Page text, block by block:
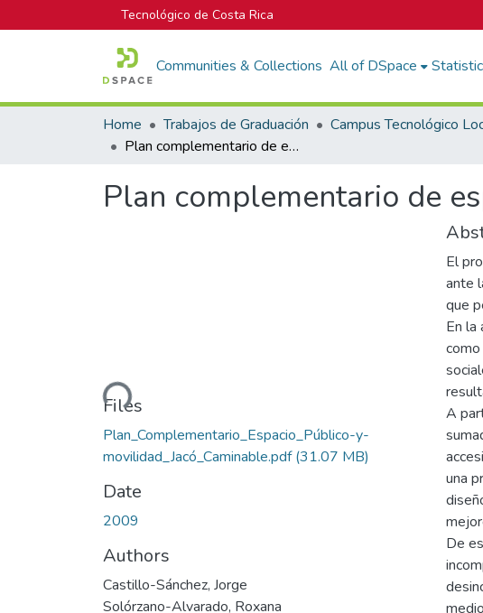
Tecnológico de Costa Rica
Communities & Collections All of DSpace
Home Trabajos de Graduación
Plan complementario de espacio público y movilidad : Jacó caminable
Plan complementario de
Loading...
Files
Plan_Complementario_Espacio_Público-y-
movilidad_Jacó_Caminable.pdf(31.07 MB)
Date
2009
Authors
Castillo-Sánchez, Jorge
Solórzano-Alvarado, Roxana
El
ante
que
En la
A
una
De